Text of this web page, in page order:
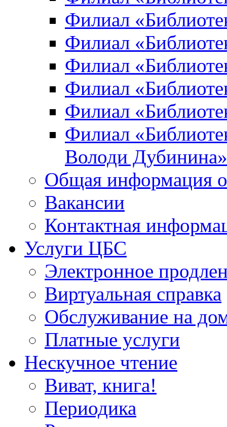
Филиал
Филиал
Филиал
Филиал
Филиал
Филиал
Володи Дубинина»
Общая информация
Вакансии
Контактная
Услуги ЦБС
Электронное
Виртуальная справка
Обслуживание на
Платные услуги
Нескучное чтение
Виват, книга!
Периодика